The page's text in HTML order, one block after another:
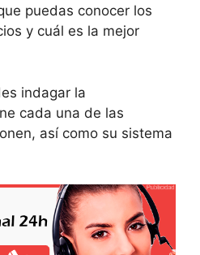
puedas conocer los
y cuál es la mejor
indagar la
cada una de las
así como su sistema